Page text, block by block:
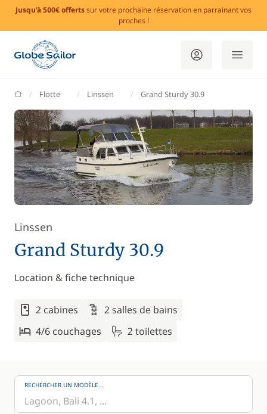
Jusqu'à 500€ offertssur votre prochaine réservation en parrainant vos
proches !
GlobeSailor
Flotte Linssen Grand Sturdy 30.9
Linssen
Grand Sturdy 30.9
Location & fiche technique
2 cabines
2 salles de bains
4/6 couchages
2 toilettes
RECHERCHER UN MODÈLE...